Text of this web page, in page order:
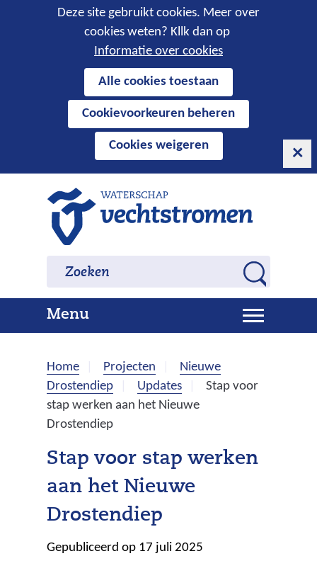
Cookies
toestaan?
Deze site gebruikt cookies. Meer over
cookies weten? Kllk dan op
Informatie over cookies
cookies
deze
website
worden
toegestaan
geweigerd.
Alle cookies toestaan
Cookievoorkeuren beheren
Cookies weigeren
naar
o
e
k
e
n
Zoeken Zoeken
MenuU
i
l
a
p
p
n
Home Projecten
Nieuwe
Drostendiep
Updates
Stap voor
stap werken aan het Nieuwe
Drostendiep
Stap voor stap werken
aan het Nieuwe
Drostendiep
Gepubliceerd op 17 juli 2025